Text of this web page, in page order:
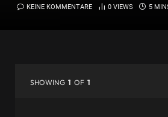
KEINE KOMMENTARE 0 VIEWS 5
SHOWING 1 OF 1